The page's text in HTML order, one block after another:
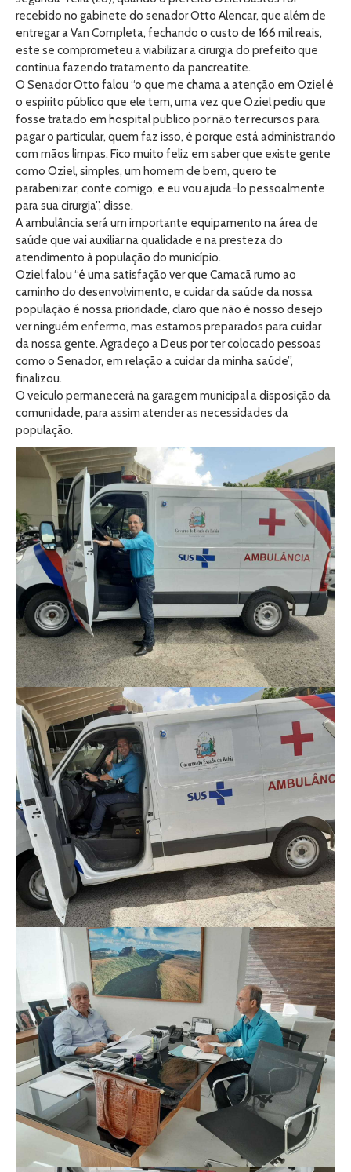
recebido no gabinete do senador Otto Alencar, que além de
entregar a Van Completa, fechando o custo de 166 mil reais,
este se comprometeu a viabilizar a cirurgia do prefeito que
continua fazendo tratamento da pancreatite.
O Senador Otto falou “o que me chama a atenção em Oziel é
o espirito público que ele tem, uma vez que Oziel pediu que
fosse tratado em hospital publico por não ter recursos para
pagar o particular, quem faz isso, é porque está administrando
com mãos limpas. Fico muito feliz em saber que existe gente
como Oziel, simples, um homem de bem, quero te
parabenizar, conte comigo, e eu vou ajuda-lo pessoalmente
para sua cirurgia”, disse.
A ambulância será um importante equipamento na área de
saúde que vai auxiliar na qualidade e na presteza do
atendimento à população do município.
Oziel falou “é uma satisfação ver que Camacã rumo ao
caminho do desenvolvimento, e cuidar da saúde da nossa
população é nossa prioridade, claro que não é nosso desejo
ver ninguém enfermo, mas estamos preparados para cuidar
da nossa gente. Agradeço a Deus por ter colocado pessoas
como o Senador, em relação a cuidar da minha saúde”,
finalizou.
O veículo permanecerá na garagem municipal a disposição da
comunidade, para assim atender as necessidades da
população.